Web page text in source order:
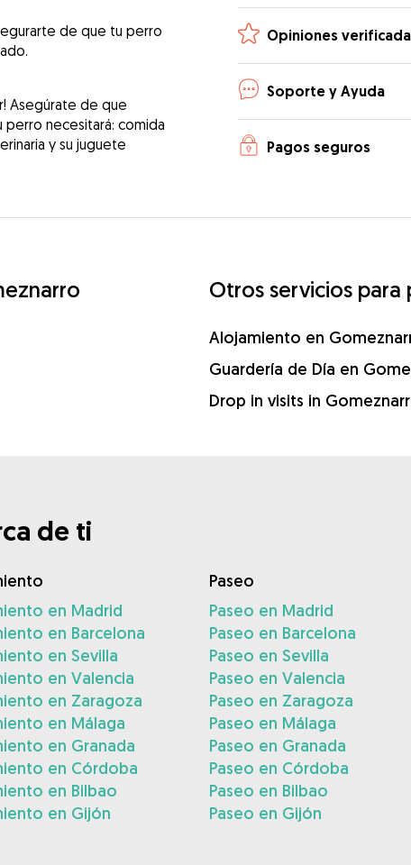
de que tu perro
Asegúrate de que
necesitará: comida
y su juguete
Opiniones
Soporte y Ayuda
Pagos seguros
Otros servicios
Alojamiento en
Guardería de Día en
Drop in visits in
de ti
en Madrid
en Barcelona
en Sevilla
en Valencia
en Zaragoza
en Málaga
en Granada
en Córdoba
en Bilbao
en Gijón
Paseo
Paseo en Madrid
Paseo en Barcelona
Paseo en Sevilla
Paseo en Valencia
Paseo en Zaragoza
Paseo en Málaga
Paseo en Granada
Paseo en Córdoba
Paseo en Bilbao
Paseo en Gijón